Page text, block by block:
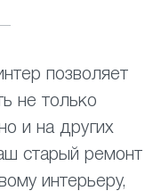
позволяет
не только
и на других
старый ремонт
интерьеру,